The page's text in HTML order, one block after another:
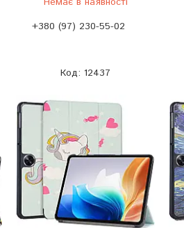
+380 (97) 230-55-02
12437